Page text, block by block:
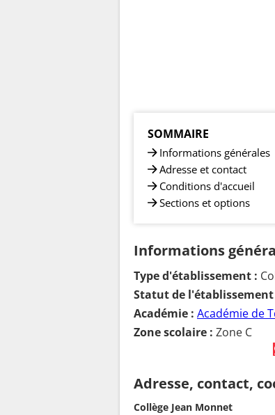
SOMMAIRE
Informations générales
Adresse et contact
Conditions d'accueil
Sections et options
Informations
Type d'établissement :
Statut de l'établissement
Académie : Académie de
Zone scolaire : Zone C
Adresse, contact,
Collège Jean Monnet